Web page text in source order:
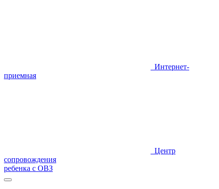
Интернет-
приемная
Центр
сопровождения
ребенка с ОВЗ